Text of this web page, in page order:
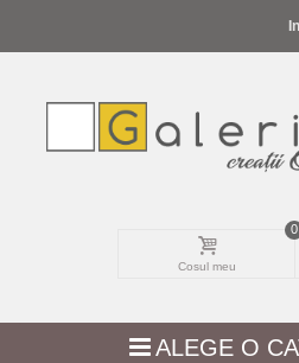
Cosul meu
0
ALEGE O